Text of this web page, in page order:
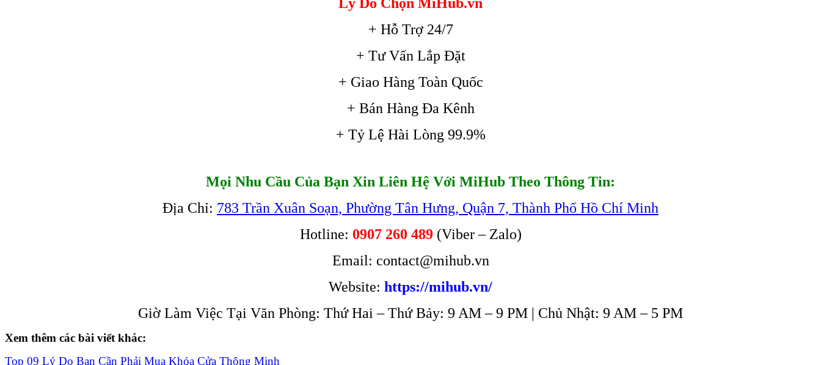
+ Hỗ Trợ 24/7
+ Tư Vấn Lắp Đặt
+ Giao Hàng Toàn Quốc
+ Bán Hàng Đa Kênh
+ Tỷ Lệ Hài Lòng 99.9%
Mọi Nhu Cầu Của Bạn Xin Liên Hệ Với MiHub Theo Thông Tin:
Địa Chỉ: 783 Trần Xuân Soạn, Phường Tân Hưng, Quận 7, Thành Phố Hồ Chí Minh
Hotline: 0907 260 489(Viber – Zalo)
Email: contact@mihub.vn
Website: https://mihub.vn/
Giờ Làm Việc Tại Văn Phòng: Thứ Hai – Thứ Bảy: 9 AM – 9 PM | Chủ Nhật: 9 AM – 5 PM
Xem thêm các bài viết khác:
Top 09 Lý Do Bạn Cần Phải Mua Khóa Cửa Thông Minh